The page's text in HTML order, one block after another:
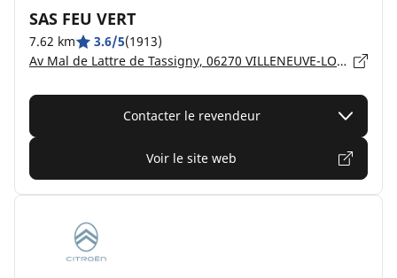
SAS FEU VERT
7.62 km 3.6/5(1913)
Av Mal de Lattre de Tassigny, 06270 VILLENEUVE-LOUBET
Contacter le revendeur
Voir le site web